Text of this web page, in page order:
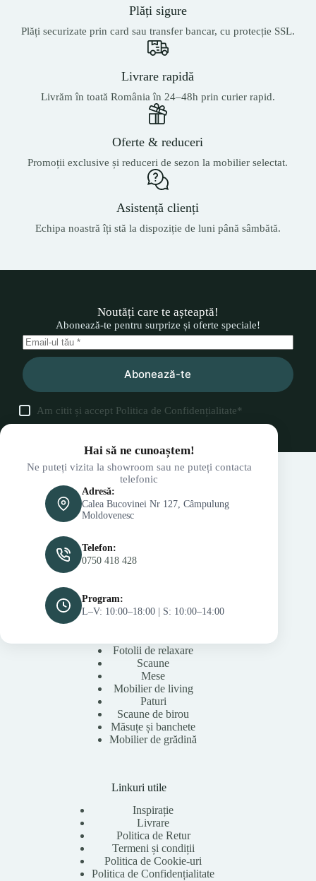
Plăți sigure
Plăți securizate prin card sau transfer bancar, cu protecție SSL.
Livrare rapidă
Livrăm în toată România în 24–48h prin curier rapid.
Oferte & reduceri
Promoții exclusive și reduceri de sezon la mobilier selectat.
Asistență clienți
Echipa noastră îți stă la dispoziție de luni până sâmbătă.
Noutăți care te așteaptă!
Abonează-te pentru surprize și oferte speciale!
Abonează-te
Am citit și accept Politica de Confidențialitate*
Hai să ne cunoaștem!
Ne puteți vizita la showroom sau ne puteți contacta
telefonic
Adresă:
Calea Bucovinei Nr 127, Câmpulung
Moldovenesc
Telefon:
0750 418 428
Program:
L–V: 10:00–18:00 | S: 10:00–14:00
Fotolii de relaxare
Scaune
Mese
Mobilier de living
Paturi
Scaune de birou
Măsuțe și banchete
Mobilier de grădină
Linkuri utile
Inspirație
Livrare
Politica de Retur
Termeni și condiții
Politica de Cookie-uri
Politica de Confidențialitate